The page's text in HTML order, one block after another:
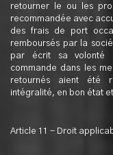
retourner le ou les
recommandée avec
des frais de port
remboursés par la
par écrit sa volonté
commande dans les
retournés aient été
intégralité, en bon état
Article 11 - Droit